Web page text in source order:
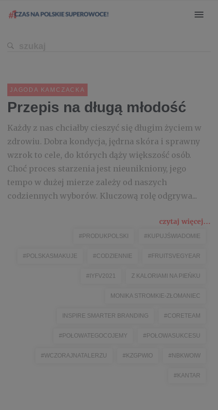
JAGODA KAMCZACKA
Przepis na długą młodość
Każdy z nas chciałby cieszyć się długim życiem w
zdrowiu. Dobra kondycja, jędrna skóra i sprawny
wzrok to cele, do których dąży większość osób.
Choć proces starzenia jest nieunikniony, jego
tempo w dużej mierze zależy od naszych
codziennych wyborów. Kluczową rolę odgrywa...
czytaj więcej...
#PRODUKPOLSKI #KUPUJŚWIADOMIE
#POLSKASMAKUJE #CODZIENNIE #FRUITSVEGYEAR
#IYFV2021 Z KALORIAMI NA PIEŃKU
MONIKA STROMKIE-ZŁOMANIEC
INSPIRE SMARTER BRANDING #CORETEAM
#POŁOWATEGOCOJEMY #POŁOWASUKCESU
#WCZORAJNATALERZU #KZGPWIO #NBKWOIW
#KANTAR